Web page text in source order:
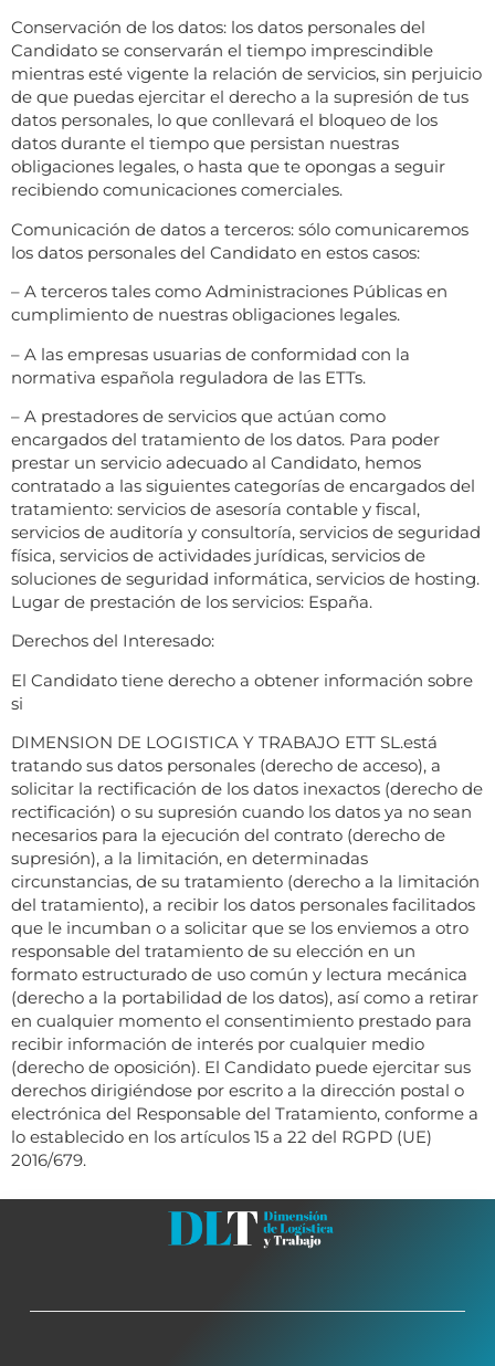
Conservación de los datos: los datos personales del
Candidato se conservarán el tiempo imprescindible
mientras esté vigente la relación de servicios, sin perjuicio
de que puedas ejercitar el derecho a la supresión de tus
datos personales, lo que conllevará el bloqueo de los
datos durante el tiempo que persistan nuestras
obligaciones legales, o hasta que te opongas a seguir
recibiendo comunicaciones comerciales.
Comunicación de datos a terceros: sólo comunicaremos
los datos personales del Candidato en estos casos:
– A terceros tales como Administraciones Públicas en
cumplimiento de nuestras obligaciones legales.
– A las empresas usuarias de conformidad con la
normativa española reguladora de las ETTs.
– A prestadores de servicios que actúan como
encargados del tratamiento de los datos. Para poder
prestar un servicio adecuado al Candidato, hemos
contratado a las siguientes categorías de encargados del
tratamiento: servicios de asesoría contable y fiscal,
servicios de auditoría y consultoría, servicios de seguridad
física, servicios de actividades jurídicas, servicios de
soluciones de seguridad informática, servicios de hosting.
Lugar de prestación de los servicios: España.
Derechos del Interesado:
El Candidato tiene derecho a obtener información sobre
si
DIMENSION DE LOGISTICA Y TRABAJO ETT SL.está
tratando sus datos personales (derecho de acceso), a
solicitar la rectificación de los datos inexactos (derecho de
rectificación) o su supresión cuando los datos ya no sean
necesarios para la ejecución del contrato (derecho de
supresión), a la limitación, en determinadas
circunstancias, de su tratamiento (derecho a la limitación
del tratamiento), a recibir los datos personales facilitados
que le incumban o a solicitar que se los enviemos a otro
responsable del tratamiento de su elección en un
formato estructurado de uso común y lectura mecánica
(derecho a la portabilidad de los datos), así como a retirar
en cualquier momento el consentimiento prestado para
recibir información de interés por cualquier medio
(derecho de oposición). El Candidato puede ejercitar sus
derechos dirigiéndose por escrito a la dirección postal o
electrónica del Responsable del Tratamiento, conforme a
lo establecido en los artículos 15 a 22 del RGPD (UE)
2016/679.